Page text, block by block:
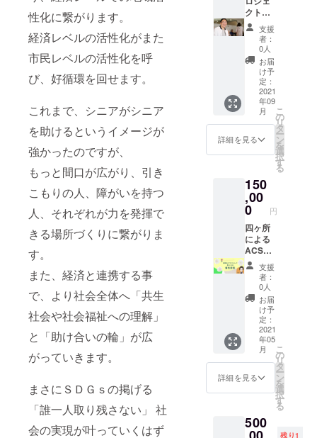
性化に繋がります。
経済レベルの活性化がまた
市民レベルの活性化を呼
び、好循環を回せます。
これまで、シニアがシニア
を助けるというイメージが
強かったのですが、
もっと間口が広がり、引き
こもりの人、障がいを持つ
人、それぞれが力を発揮で
きる場所づくりに繋がりま
す。
また、経済と連携する事
で、より社会全体へ「共生
社会や社会福祉への理解」
と「助け合いの輪」が広
がっていきます。
まさにＳＤＧｓの掲げる
「誰一人取り残さない」 社
会の実現が叶っていくはず
年4月30
日迄
社団法
人コ
ミュニ
ケー
ション
クオー
シェン
ト協会
のHPを
ご参照
くださ
い。 ※
応援者
の江田
こちら
の代表
理事で
す。
https://
www.cq
a.or.jp/
※リター
ンの日
程は、
申し込
み順に
スケ
ジュー
ル調整
させて
頂きま
す。 申
込が多
くなっ
は、調
整日程
いてい
る個
性。 会
話性：
低い 交
流性：
低い 会
話性が
高くな
ると、
人と話
なる傾
向にあ
す。 交
流性が
高い
と、一
人でい
るのが
寂しく
なりま
す。 ◆
リー
ダー
シップ
をとっ
て、ど
んどん
突き進
むのに
いる個
性。 創
高い 尊
重性：
い。
（別途
交通費
を頂戴
する可
能性が
ござい
ます）
※講演依
頼チ
ケット
限2021
年9月1
8月31日
迄
人関係
のスト
レスが
大きく
軽減さ
れま
す。 人
間関係
に必要
不可欠
なコ
ケー
ション
化・数
値化・
視覚化
した生
活密着
型心理
学【個
性論】
をベー
スに、
一人一
人の個
性分析
や、組
織の人
間関係
行うこ
とがで
性を理
は是非
ご依頼
くださ
い！ ↓
ぬくも
りの
HP↓
http://w
ww.npo
nukum
ori.com
/ ↓ぬく
https://
www.fa
cebook.
com/np
o.nuku
mori ◆
講師プ
ロ
フィー
ル 氏
名：鬼
頭大助
・社会
福祉法
人ぬく
もり 理
事長 ・
NPO法
河内長
野市こ
スマホ
教室 ・
ZOOM
教室 ・
YouTub
e教室
・SNS
教室 ・
クラブ
ハウス
教室 な
どな
らお選
び下さ
い。 複
数回実
施する
場合
は、別
途3コマ
セット
のリ
ターン
もご用
意して
おりま
す。 た
だ、コ
ロナの
状況も
施させ
て頂く
きま
す。 今
回
75,000
円 診
断+解説
相談
約50分/
人 基本
ZOOM
対応
（訪問
やクラ
スは要
相談）
四ヶ所
があな
たの個
性を診
断し解
説。
ACS個
性診断
はコ
ミュニ
ケー
ション
の課題
や対
策、他
者との
人間関
係にお
題点を
明確に
クト代
表であ
る高岡
秀明さ
んの講
演依頼
権。 合
同会社
Le’coeu
r代表 介
護コン
シェル
ジュ
egaoプ
クト代
表 一般
社団法
人 全国
コン
シェル
ジュ連
盟 代表
理事 日
本食支
援協会
代表世
話人 な
ど、
様々な
活動を
されて
いま
す。 介
護コン
ジュと
して、
支援
者：
0人
お届
け予
定：
2021
年09
月
詳細を見る
こ
の
リ
タ
ー
ン
を
選
択
す
る
150
,00
0 円
四ヶ所
による
ACS個
性診断
10名
分。 企
業やコ
ミュニ
ティな
どの大
人数用
です。
150,000
円 診
断+解説
相談
間/人 基
本は
支援
者：
0人
お届
け予
定：
2021
年05
月
詳細を見る
こ
の
リ
タ
ー
ン
を
選
択
す
る
500
残り1